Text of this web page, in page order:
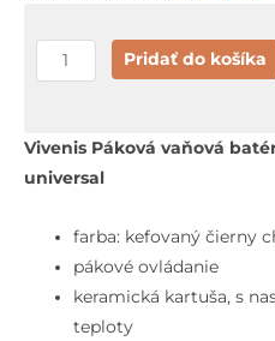
množstvo
Hansgrohe
Batéria
pod
spotrebiče,
kefovaný
Pridať do košíka
Vivenis Páková vaňová
universal
farba: kefovaný čierny
pákové ovládanie
keramická kartuša, s
teploty